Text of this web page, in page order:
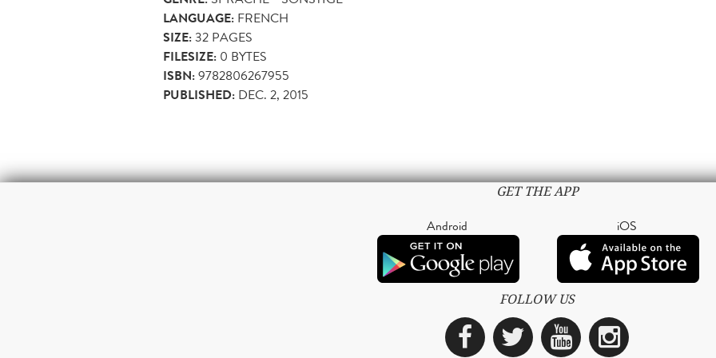
LANGUAGE: FRENCH
SIZE:32 PAGES
FILESIZE: 0 BYTES
ISBN:9782806267955
PUBLISHED: DEC. 2, 2015
GET THE APP
Android iOS
FOLLOW US
Facebook
TwitterYouTube